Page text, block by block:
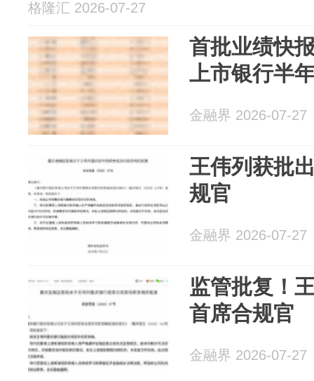
格隆汇 2026-07-27
首批业绩快
上市银行半
金融界 2026-07-27
王伟列获批
规官
金融界 2026-07-27
监管批复！
首席合规官
金融界 2026-07-27